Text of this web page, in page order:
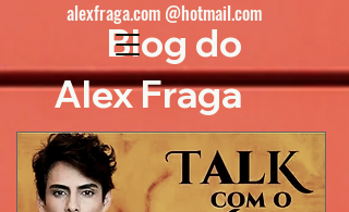
Blog do
Alex Fraga
alexfraga.com @hotmail.com